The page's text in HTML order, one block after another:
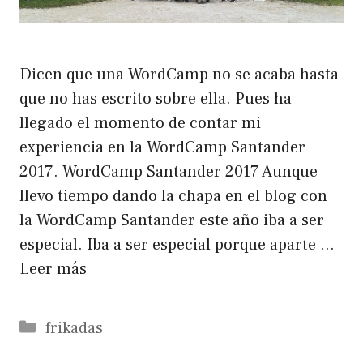
Dicen que una WordCamp no se acaba hasta
que no has escrito sobre ella. Pues ha
llegado el momento de contar mi
experiencia en la WordCamp Santander
2017. WordCamp Santander 2017 Aunque
llevo tiempo dando la chapa en el blog con
la WordCamp Santander este año iba a ser
especial. Iba a ser especial porque aparte …
Leer más
Categorías
frikadas